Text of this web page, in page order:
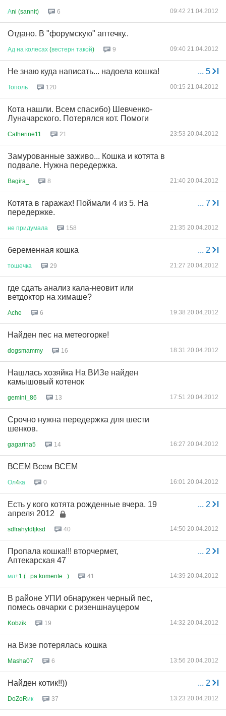
Аni (sannit) 6 09:42 21.04.2012
Отдано. В "форумскую" аптечку..
Ад на колесах (вестерн такой) 9 09:40 21.04.2012
... 5
Не знаю куда написать... надоела кошка!
Тополь 120 00:15 21.04.2012
Кота нашли. Всем спасибо) Шевченко-
Луначарского. Потерялся кот. Помоги
Catherine11 21 23:53 20.04.2012
Замурованные заживо... Кошка и котята в
подвале. Нужна передержка.
Bagira_ 8 21:40 20.04.2012
... 7
Котята в гаражах! Поймали 4 из 5. На
передержке.
не придумала 158 21:35 20.04.2012
... 2
беременная кошка
тошечка 29 21:27 20.04.2012
где сдать анализ кала-неовит или
ветдоктор на химаше?
Ache 6 19:38 20.04.2012
Найден пес на метеогорке!
dogsmammy 16 18:31 20.04.2012
Нашлась хозяйка На ВИЗе найден
камышовый котенок
gemini_86 13 17:51 20.04.2012
Срочно нужна передержка для шести
шенков.
gagarina5 14 16:27 20.04.2012
ВСЕМ Всем ВСЕМ
Ол4ка 0 16:01 20.04.2012
... 2
Есть у кого котята рожденные вчера. 19
апреля 2012
sdfrahytdfjksd 40 14:50 20.04.2012
... 2
Пропала кошка!!! вторчермет,
Аптекарская 47
мл+1 (...pa komente...) 41 14:39 20.04.2012
В районе УПИ обнаружен черный пес,
помесь овчарки с ризеншнауцером
Kobzik 19 14:32 20.04.2012
на Визе потерялась кошка
Masha07 6 13:56 20.04.2012
... 2
Найден котик!!))
DoZoRик 37 13:23 20.04.2012